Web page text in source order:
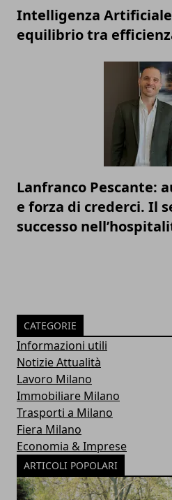
Intelligenza
equilibrio tra
Lanfranco Pescante:
e forza di crederci. Il
successo
CATEGORIE
Informazioni utili
Notizie Attualità
Lavoro Milano
Immobiliare Milano
Trasporti a Milano
Fiera Milano
Economia & Imprese
ARTICOLI POPOLARI